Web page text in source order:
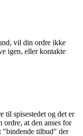
vil din ordre ikke
igen, eller kontakte
til spisestedet og det er
ordre, at den anses for
"bindende tilbud" der